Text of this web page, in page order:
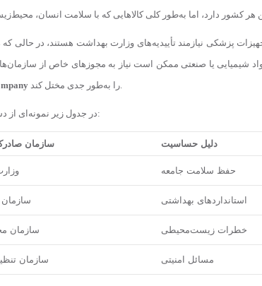
پزشکی نیازمند تأییدیه‌های وزارت بهداشت هستند، در حالی
شیمیایی یا صنعتی ممکن است نیاز به مجوزهای خاص از
را به‌طور جدی مختل کند.
در جدول زیر نمونه‌ای از دسته‌بندی کالاهای حساس و مجوزهای مورد نیاز آورده شده است:
سازمان دلیل حساسیت
حفظ سلامت جامعه
سازمان استانداردهای بهداشتی
سازمان خطرات زیست‌محیطی
سازمان مسائل امنیتی